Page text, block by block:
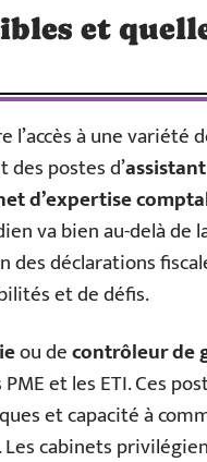
et
l’accès à une variété
postes d’
d’expertise
va bien au-delà de
déclarations
et de défis.
ou decontrôleur de
et les ETI. Ces
et capacité à
cabinets